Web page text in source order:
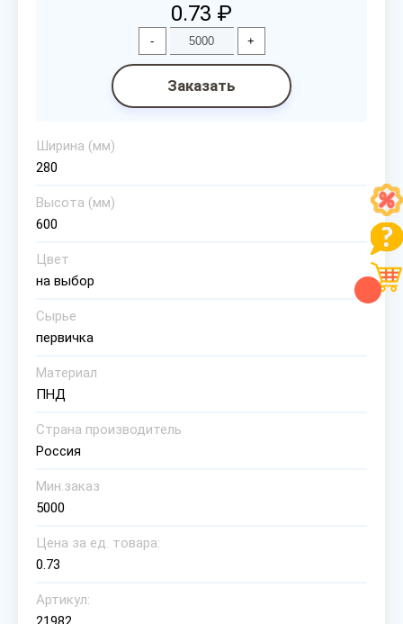
0.73 ₽
- +
Заказать
Ширина (мм)
280
Высота (мм)
600
Цвет
на выбор
Сырье
первичка
Материал
ПНД
Страна производитель
Россия
Мин.заказ
5000
Цена за ед. товара:
0.73
Артикул: